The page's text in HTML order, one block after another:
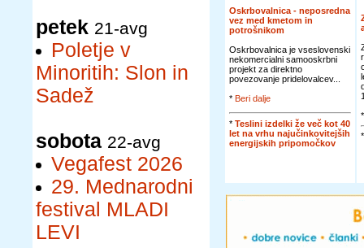
petek 21-avg
Poletje v
Minoritih: Slon in
Sadež
sobota 22-avg
Vegafest 2026
29. Mednarodni
festival MLADI
LEVI
Oskrbovalnica - neposredna
vez med kmetom in
potrošnikom
Oskrbovalnica je vseslovenski
nekomercialni samooskrbni
projekt za direktno
povezovanje pridelovalcev...
* Beri dalje
* Teslini izdelki že več kot 40
let na vrhu najučinkovitejših
energijskih pripomočkov